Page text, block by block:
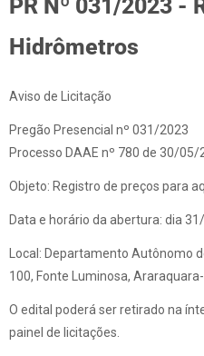
PR Nº 031/2023 -
Hidrômetros
Aviso de Licitação
Pregão Presencial nº 031/2023
Processo DAAE nº 780 de 30/05/
Objeto: Registro de preços para
Data e horário da abertura: dia
Local: Departamento Autônomo
100, Fonte Luminosa, Araraquara-
O edital poderá ser retirado na
painel de licitações.